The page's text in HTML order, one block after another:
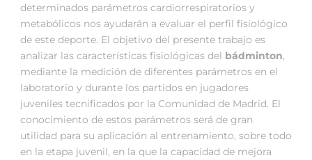
determinados parámetros cardiorrespiratorios y
metabólicos nos ayudarán a evaluar el perfil fisiológico
de este deporte. El objetivo del presente trabajo es
analizar las características fisiológicas del bádminton,
mediante la medición de diferentes parámetros en el
laboratorio y durante los partidos en jugadores
juveniles tecnificados por la Comunidad de Madrid. El
conocimiento de estos parámetros será de gran
utilidad para su aplicación al entrenamiento, sobre todo
en la etapa juvenil, en la que la capacidad de mejora